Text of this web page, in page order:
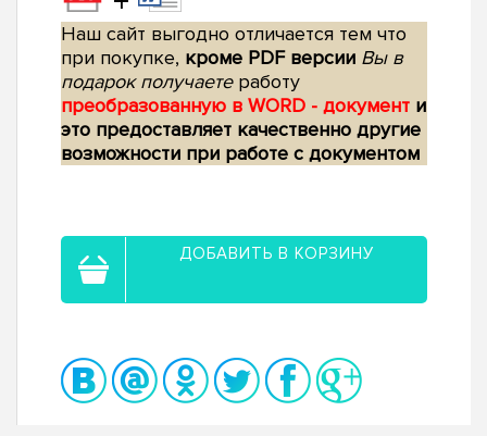
Наш сайт выгодно отличается тем что
при покупке, кроме PDF версии Вы в
подарок получаетеработу
преобразованную в WORD - документ и
это предоставляет качественно другие
возможности при работе с документом
ДОБАВИТЬ В КОРЗИНУ